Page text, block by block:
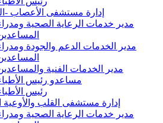
إدارة مستشفى الأعصاب -
مدير خدمات الرعاية الصحية
مدير الخدمات الدعم والجودة
مدير الخدمات الفنية
مساعدو رئيس
رئيس
إدارة مستشفى القلب والأوعية
مدير خدمات الرعاية الصحية